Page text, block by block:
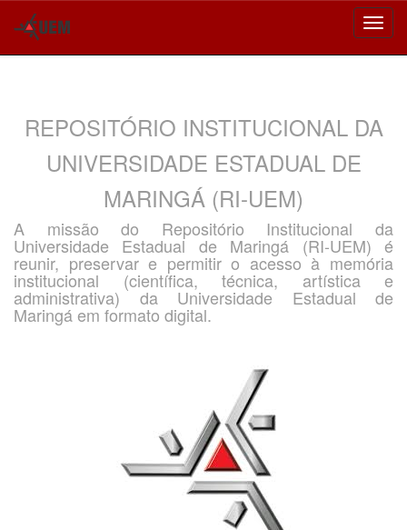
REPOSITÓRIO INSTITUCIONAL DA
UNIVERSIDADE ESTADUAL DE
MARINGÁ (RI-UEM)
A missão do Repositório Institucional da
Universidade Estadual de Maringá (RI-UEM) é
reunir, preservar e permitir o acesso à memória
institucional (científica, técnica, artística e
administrativa) da Universidade Estadual de
Maringá em formato digital.